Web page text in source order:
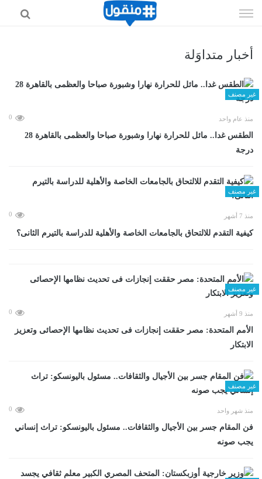
الى
أخبار متداوَلة
غير مصنف
منذ عام واحد 0
الطقس غدا.. مائل للحرارة نهارا وشبورة صباحا والعظمى بالقاهرة 28
درجة
غير مصنف
منذ 7 أشهر 0
كيفية التقدم للالتحاق بالجامعات الخاصة والأهلية للدراسة بالتيرم الثانى؟
غير مصنف
منذ 9 أشهر 0
الأمم المتحدة: مصر حققت إنجازات فى تحديث نظامها الإحصائى وتعزيز
الابتكار
غير مصنف
منذ شهر واحد 0
فن المقام جسر بين الأجيال والثقافات.. مسئول باليونسكو: تراث إنساني
يجب صونه